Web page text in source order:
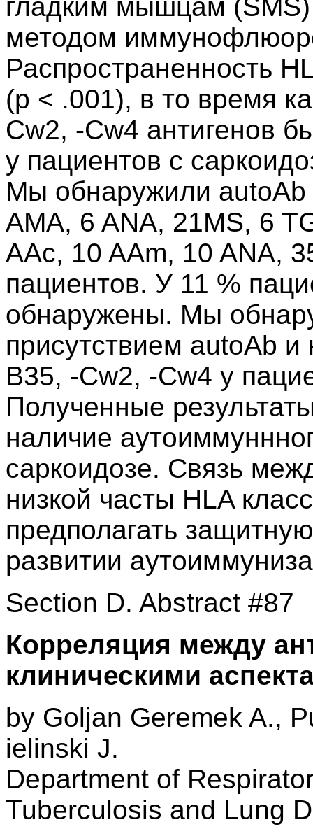
гладким мышцам
методом
Распространенность
(p < .001), в то время
Cw2, -Cw4 антигенов
у пациентов с
Мы обнаружили autoAb
AMA, 6 ANA, 21MS, 6
AAc, 10 AAm, 10 ANA,
пациентов. У 11 %
обнаружены. Мы
присутствием autoAb и
B35, -Cw2, -Cw4 у
Полученные
наличие
саркоидозе. Связь
низкой часты HLA
предполагать
развитии
Section D. Abstract #87
Корреляция между
клиническими
by Goljan Geremek A.,
ielinski J.
Department of
Tuberculosis and Lung